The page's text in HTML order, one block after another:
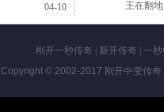
04-10 王在翻地
刚开一秒传奇 新开传奇
一
Copyright © 2002-2017 刚开中变传奇